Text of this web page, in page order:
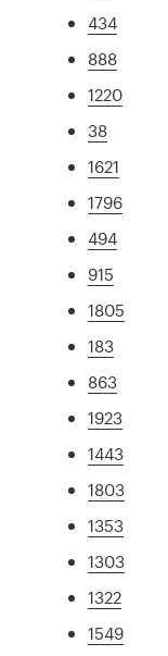
434
888
1220
38
1621
1796
494
915
1805
183
863
1923
1443
1803
1353
1303
1322
1549